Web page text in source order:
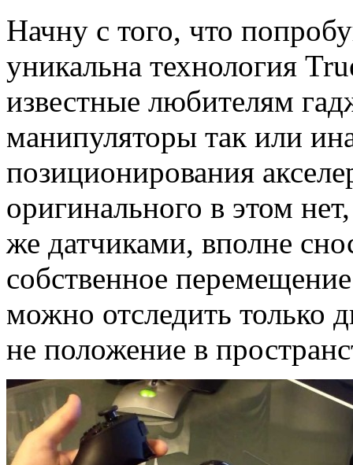
Начну с того, что
уникальна технология
известные любителям
манипуляторы так или
позиционирования
оригинального в этом
же датчиками, вполне
собственное
можно отследить только
не положение в